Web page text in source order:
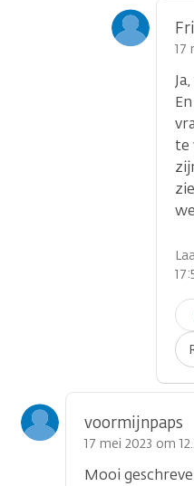
17
te
voormijnpaps
17 mei 2023 om
Mooi